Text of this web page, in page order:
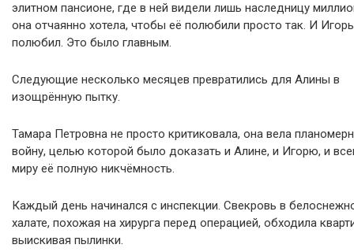
элитном пансионе, где в ней видели лишь наследницу
она отчаянно хотела, чтобы её полюбили просто так. И Игорь
полюбил. Это было главным.
Следующие несколько месяцев превратились для Алины в
изощрённую пытку.
Тамара Петровна не просто критиковала, она вела
войну, целью которой было доказать и Алине, и Игорю, и
миру её полную никчёмность.
Каждый день начинался с инспекции. Свекровь в
халате, похожая на хирурга перед операцией, обходила
выискивая пылинки.